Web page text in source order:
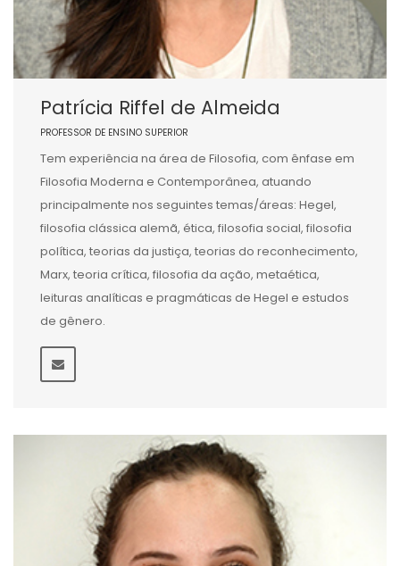
Patrícia Riffel de Almeida
PROFESSOR DE ENSINO SUPERIOR
Tem experiência na área de Filosofia, com ênfase em
Filosofia Moderna e Contemporânea, atuando
principalmente nos seguintes temas/áreas: Hegel,
filosofia clássica alemã, ética, filosofia social, filosofia
política, teorias da justiça, teorias do reconhecimento,
Marx, teoria crítica, filosofia da ação, metaética,
leituras analíticas e pragmáticas de Hegel e estudos
de gênero.